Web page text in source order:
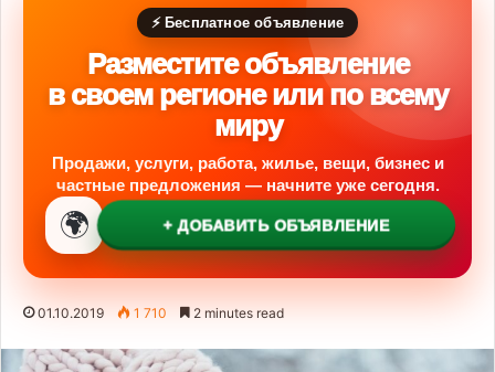
⚡ Бесплатное объявление
Разместите объявление
в своем регионе или по всему
миру
Продажи, услуги, работа, жилье, вещи, бизнес и
частные предложения — начните уже сегодня.
🌍 + ДОБАВИТЬ ОБЪЯВЛЕНИЕ
01.10.2019 1 710 2 minutes read